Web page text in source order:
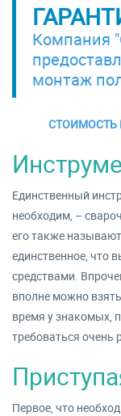
Компания
монтаж
СТОИМОСТЬ
Единственный
необходим, –
его также
единственное, что
средствами.
вполне можно
время у знакомых,
требоваться очень
Первое, что